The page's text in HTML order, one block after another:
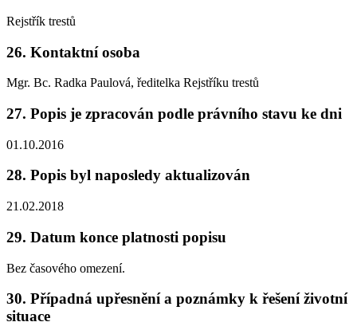
Rejstřík trestů
26. Kontaktní osoba
Mgr. Bc. Radka Paulová, ředitelka Rejstříku trestů
27. Popis je zpracován podle právního stavu ke dni
01.10.2016
28. Popis byl naposledy aktualizován
21.02.2018
29. Datum konce platnosti popisu
Bez časového omezení.
30. Případná upřesnění a poznámky k řešení životní
situace